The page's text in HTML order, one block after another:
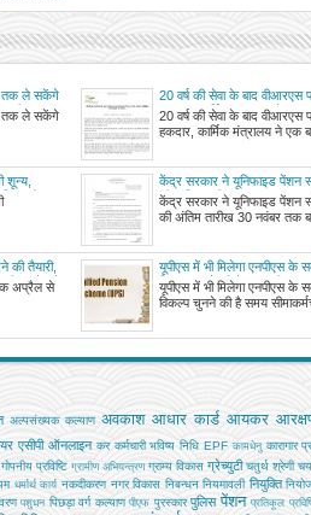
तक ले सकेंगे
तक ले सकेंगे
20 वर्ष की सेवा के बाद वीआरएस
हकदार, कार्मिक मंत्रालय ने एक
सेवानिवृत्ति की तिथि से देय होगा
20 वर्ष की सेवा के बाद वीआरएस
हकदार, कार्मिक मंत्रालय ने एक
शून्य,
होगा
केंद्र सरकार ने यूनिफाइड पेंशन
की अंतिम तारीख 30 नवंबर तक
केंद्र सरकार ने यूनिफाइड पेंशन
की अंतिम तारीख 30 नवंबर तक
की तैयारी,
प्रदेश के
अप्रैल से
यूपीएस में भी मिलेगा एनपीएस के
विकल्प चुनने की है समय सीमा
यूपीएस में भी मिलेगा एनपीएस के
विकल्प चुनने की है समय
अल्‍पसंख्‍यक कल्‍याण अवकाश आधार कार्ड आयकर
एसीपी ऑनलाइन कर कर्मचारी भविष्य निधि EPF कामधेनु कारागार
गोपनीय प्रविष्टि ग्रामीण अभियन्‍त्रण ग्राम्य विकास ग्रेच्युटी चतुर्थ श्रेणी
धर्मार्थ कार्य नकदीकरण नगर विकास निबन्‍धन नियमावली नियुक्ति
पशुधन पिछड़ा वर्ग कल्‍याण पीएफ पुरस्कार पुलिस पेंशन प्रतिकूल